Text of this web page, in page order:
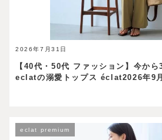
2026年7月31日
【40代・50代 ファッション】今か
eclatの溺愛トップス éclat2026年9
eclat premium